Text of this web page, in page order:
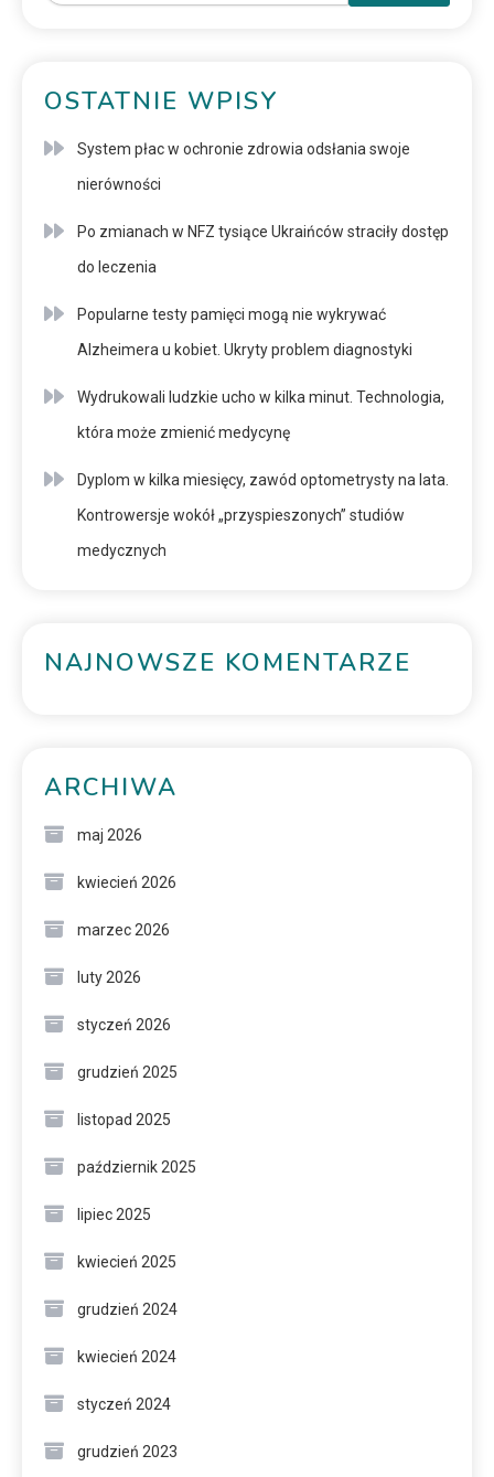
OSTATNIE WPISY
System płac w ochronie zdrowia odsłania swoje
nierówności
Po zmianach w NFZ tysiące Ukraińców straciły dostęp
do leczenia
Popularne testy pamięci mogą nie wykrywać
Alzheimera u kobiet. Ukryty problem diagnostyki
Wydrukowali ludzkie ucho w kilka minut. Technologia,
która może zmienić medycynę
Dyplom w kilka miesięcy, zawód optometrysty na lata.
Kontrowersje wokół „przyspieszonych” studiów
medycznych
NAJNOWSZE KOMENTARZE
ARCHIWA
maj 2026
kwiecień 2026
marzec 2026
luty 2026
styczeń 2026
grudzień 2025
listopad 2025
październik 2025
lipiec 2025
kwiecień 2025
grudzień 2024
kwiecień 2024
styczeń 2024
grudzień 2023